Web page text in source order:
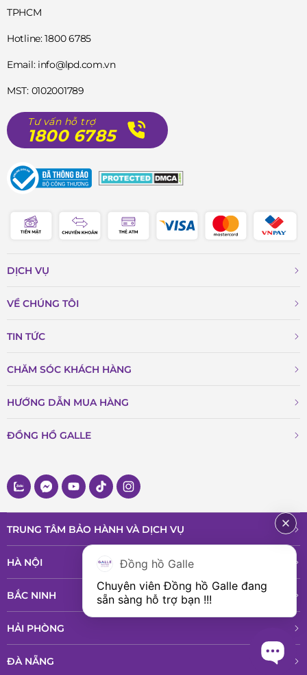
TPHCM
Hotline: 1800 6785
Email: info@lpd.com.vn
MST: 0102001789
Tư vấn hỗ trợ
1800 6785
DỊCH VỤ
VỀ CHÚNG TÔI
TIN TỨC
CHĂM SÓC KHÁCH HÀNG
HƯỚNG DẪN MUA HÀNG
ĐỒNG HỒ GALLE
TRUNG TÂM BẢO HÀNH VÀ DỊCH VỤ
HÀ NỘI
BẮC NINH
HẢI PHÒNG
ĐÀ NẴNG
Đồng hồ Galle
Chuyên viên Đồng hồ Galle đang
sẵn sàng hỗ trợ bạn !!!